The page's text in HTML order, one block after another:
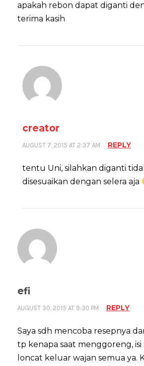
apakah rebon dapat diganti
terima kasih
creator
AUGUST 7, 2015 AT 2:37 AM REPLY
tentu Uni, silahkan diganti
disesuaikan dengan selera aja
efi
AUGUST 30, 2015 AT 9:30 PM REPLY
Saya sdh mencoba resepnya
tp kenapa saat menggoreng, isi
loncat keluar wajan semua ya.